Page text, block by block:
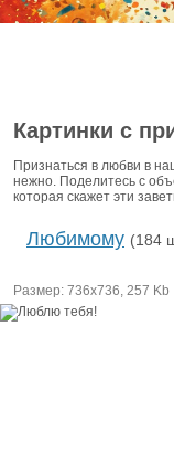
Картинки с
Признаться в любви в
нежно. Поделитесь с
которая скажет эти
Любимому (184
Размер: 736х736, 257 Kb